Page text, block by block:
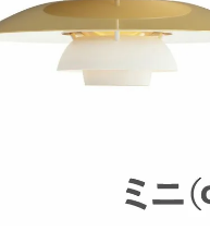
具の間の高さでこちらは任意の
は、テーブル上の照度や、視界
グやダクトレールなどの取付側